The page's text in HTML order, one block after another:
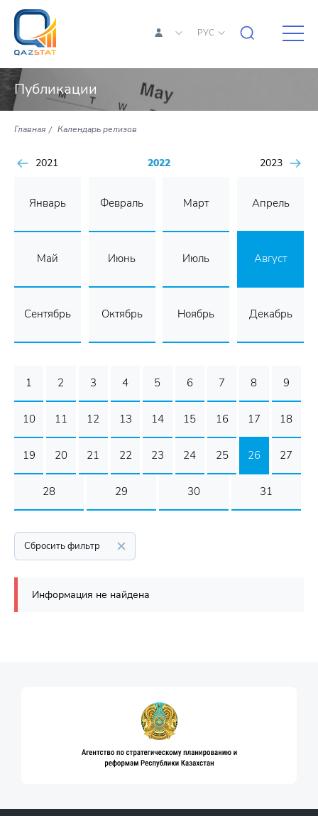
РУС
Публикации
Главная Календарь релизов
2021 2022 2023
Январь Февраль Март Апрель
Май Июнь Июль Август
Сентябрь Октябрь Ноябрь Декабрь
1 2 3 4 5 6 7 8 9
10 11 12 13 14 15 16 17 18
19 20 21 22 23 24 25 26 27
28 29 30 31
Сбросить фильтр
Информация не найдена